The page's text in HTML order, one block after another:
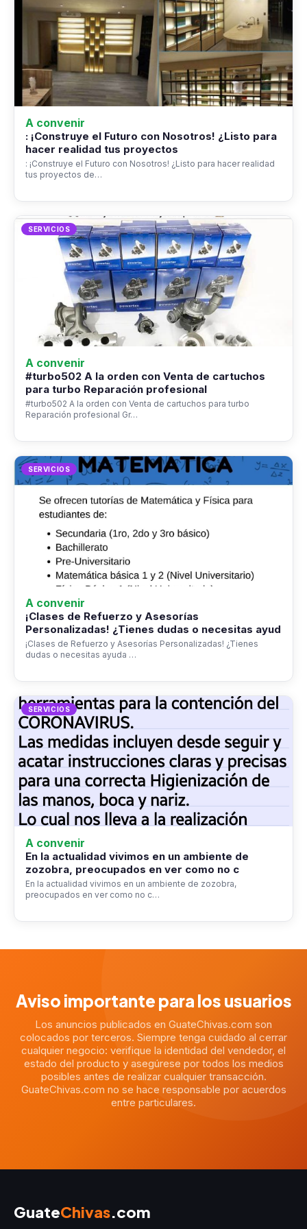
A convenir
: ¡Construye el Futuro con Nosotros! ¿Listo para
hacer realidad tus proyectos
: ¡Construye el Futuro con Nosotros! ¿Listo para hacer realidad
tus proyectos de…
SERVICIOS
A convenir
#turbo502 A la orden con Venta de cartuchos
para turbo Reparación profesional
#turbo502 A la orden con Venta de cartuchos para turbo
Reparación profesional Gr…
SERVICIOS
A convenir
¡Clases de Refuerzo y Asesorías
Personalizadas! ¿Tienes dudas o necesitas ayud
¡Clases de Refuerzo y Asesorías Personalizadas! ¿Tienes
dudas o necesitas ayuda …
SERVICIOS
A convenir
En la actualidad vivimos en un ambiente de
zozobra, preocupados en ver como no c
En la actualidad vivimos en un ambiente de zozobra,
preocupados en ver como no c…
Aviso importante para los usuarios
Los anuncios publicados en GuateChivas.com son
colocados por terceros. Siempre tenga cuidado al cerrar
cualquier negocio: verifique la identidad del vendedor, el
estado del producto y asegúrese por todos los medios
posibles antes de realizar cualquier transacción.
GuateChivas.com no se hace responsable por acuerdos
entre particulares.
GuateChivas.com